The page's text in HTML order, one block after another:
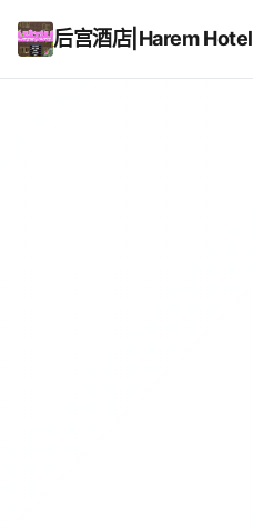
后宫酒店|Harem Hotel